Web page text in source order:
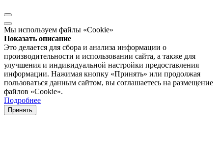
Мы используем файлы «Cookie»
Показать описание
Это делается для сбора и анализа информации о
производительности и использовании сайта, а также для
улучшения и индивидуальной настройки предоставления
информации. Нажимая кнопку «Принять» или продолжая
пользоваться данным сайтом, вы соглашаетесь на размещение
файлов «Cookie».
Подробнее
Принять